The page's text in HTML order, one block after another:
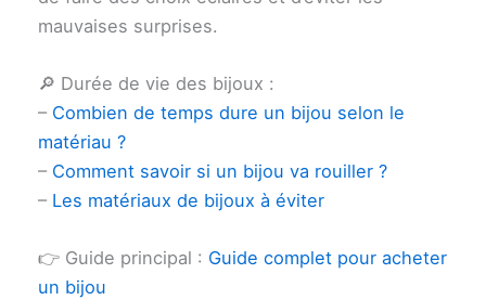
mauvaises surprises.
🔎 Durée de vie des bijoux :
– Combien de temps dure un bijou selon le
matériau ?
– Comment savoir si un bijou va rouiller ?
– Les matériaux de bijoux à éviter
👉 Guide principal : Guide complet pour acheter
un bijou